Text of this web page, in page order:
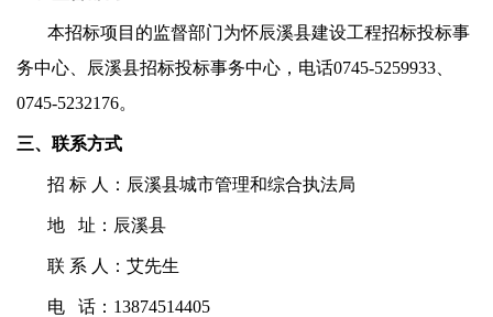
本招标项目的监督部门为怀辰溪县建设工程招标投标事
务中心、辰溪县招标投标事务中心 ，电话0745-5259933、
0745-5232176。
三、联系方式
招 标 人：辰溪县城市管理和综合执法局
地 址：辰溪县
联 系 人：艾先生
电 话：13874514405